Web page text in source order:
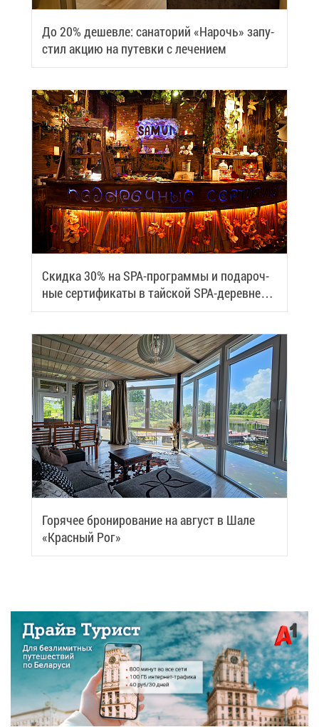
До 20% де­шев­ле: са­на­то­рий «На­рочь» за­пу­
стил ак­цию на пу­тев­ки с ле­че­ни­ем
Скид­ка 30% на SPA-про­грам­мы и по­да­роч­
ные сер­ти­фи­ка­ты в тай­ской SPA-де­ревне
Samui
Го­ря­чее бро­ни­ро­ва­ние на ав­густ в Ша­ле
«Крас­ный Рог»